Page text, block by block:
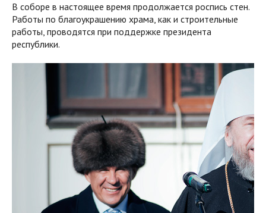
В соборе в настоящее время продолжается роспись стен.
Работы по благоукрашению храма, как и строительные
работы, проводятся при поддержке президента
республики.